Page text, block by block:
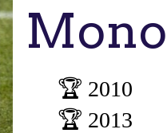
🏆 2010
🏆 2013